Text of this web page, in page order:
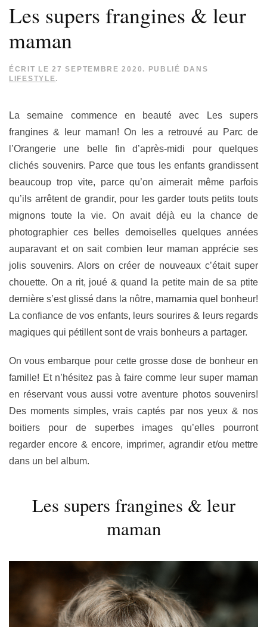
Les supers frangines & leur
maman
ÉCRIT LE27 SEPTEMBRE 2020 . PUBLIÉ DANS
LIFESTYLE.
La semaine commence en beauté avec Les supers
frangines & leur maman! On les a retrouvé au Parc de
l’Orangerie une belle fin d’après-midi pour quelques
clichés souvenirs. Parce que tous les enfants grandissent
beaucoup trop vite, parce qu’on aimerait même parfois
qu’ils arrêtent de grandir, pour les garder touts petits touts
mignons toute la vie. On avait déjà eu la chance de
photographier ces belles demoiselles quelques années
auparavant et on sait combien leur maman apprécie ses
jolis souvenirs. Alors on créer de nouveaux c’était super
chouette. On a rit, joué & quand la petite main de sa ptite
dernière s’est glissé dans la nôtre, mamamia quel bonheur!
La confiance de vos enfants, leurs sourires & leurs regards
magiques qui pétillent sont de vrais bonheurs a partager.
On vous embarque pour cette grosse dose de bonheur en
famille! Et n’hésitez pas à faire comme leur super maman
en réservant vous aussi votre aventure photos souvenirs!
Des moments simples, vrais captés par nos yeux & nos
boitiers pour de superbes images qu’elles pourront
regarder encore & encore, imprimer, agrandir et/ou mettre
dans un bel album.
Les supers frangines & leur
maman